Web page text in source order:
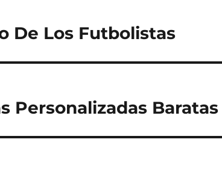
De Los Futbolistas
Personalizadas